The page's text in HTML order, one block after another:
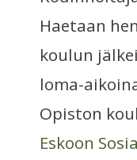
Haetaan
koulun
loma-
Opiston
Eskoon